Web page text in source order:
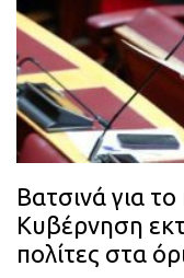
Βατσινά για
Κυβέρνηση
πολίτες στα